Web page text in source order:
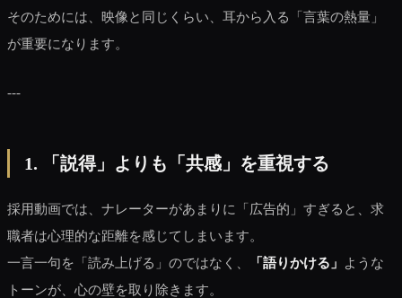
そのためには、映像と同じくらい、耳から入る「言葉の熱量」
が重要になります。
---
1. 「説得」よりも「共感」を重視する
採用動画では、ナレーターがあまりに「広告的」すぎると、求
職者は心理的な距離を感じてしまいます。
一言一句を「読み上げる」のではなく、
「語りかける」 ような
トーンが、心の壁を取り除きます。